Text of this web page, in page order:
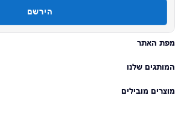
הירשם
מפת האתר
המותגים שלנו
מוצרים מובילים